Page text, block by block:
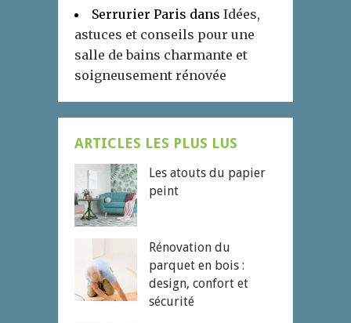
Serrurier Paris dans Idées,
astuces et conseils pour une
salle de bains charmante et
soigneusement rénovée
ARTICLES LES PLUS LUS
Les atouts du papier
peint
Rénovation du
parquet en bois :
design, confort et
sécurité